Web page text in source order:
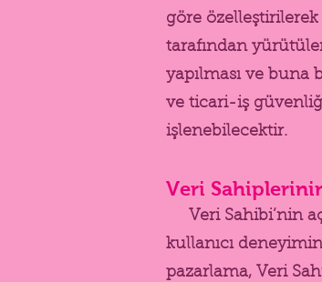
göre
tarafından
yapılması ve
ve ticari-iş
işlenebilecektir.
Veri
Veri Sahibi’nin
kullanıcı
pazarlama, Veri